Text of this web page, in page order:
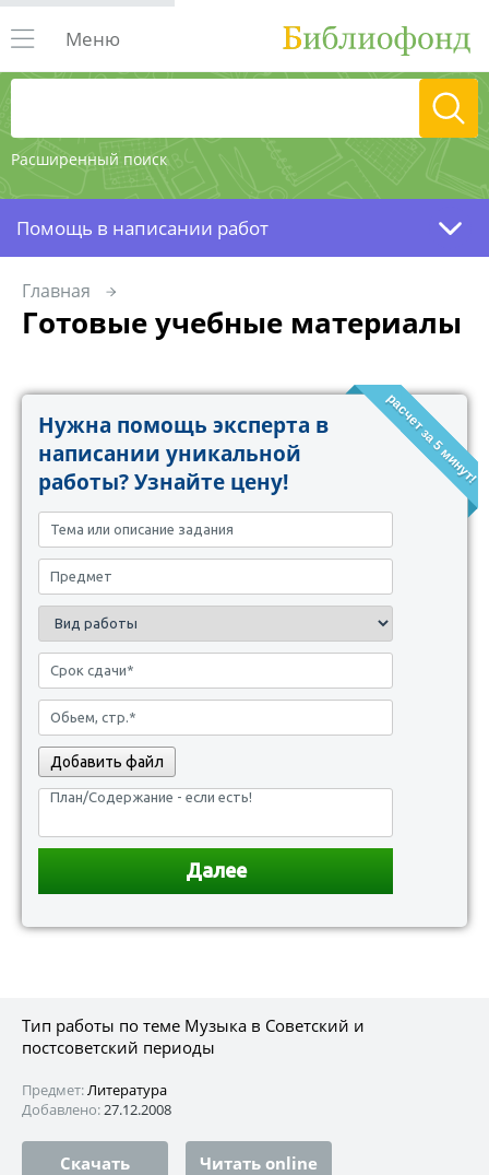
Расширенный поиск
Меню
Помощь в написании работ
Главная
Готовые учебные материалы
расчет за 5 минут!
Нужна помощь эксперта в
написании уникальной
работы? Узнайте цену!
Добавить файл
Тип работы по теме Музыка в Советский и
постсоветский периоды
Предмет:Литература
Добавлено:27.12.2008
Скачать Читать online